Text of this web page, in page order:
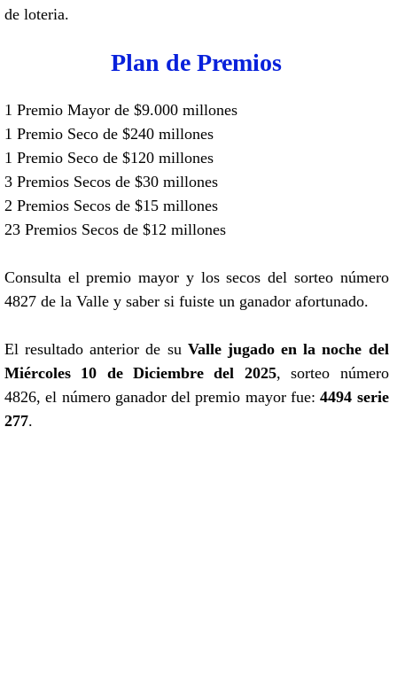
de loteria.
Plan de Premios
1 Premio Mayor de $9.000 millones
1 Premio Seco de $240 millones
1 Premio Seco de $120 millones
3 Premios Secos de $30 millones
2 Premios Secos de $15 millones
23 Premios Secos de $12 millones
Consulta el premio mayor y los secos del sorteo número
4827 de la Valle y saber si fuiste un ganador afortunado.
El resultado anterior de su Valle jugado en la noche del
Miércoles 10 de Diciembre del 2025, sorteo número
4826, el número ganador del premio mayor fue:4494 serie
277.